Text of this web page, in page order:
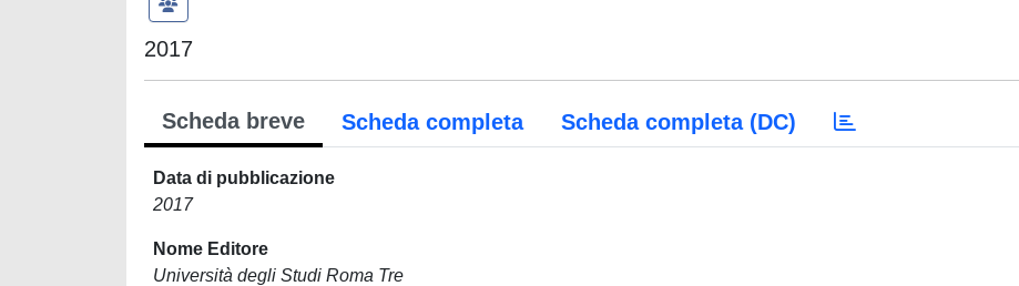
2017
Scheda breve Scheda completa Scheda completa (DC)
Data di pubblicazione
2017
Nome Editore
Università degli Studi Roma Tre